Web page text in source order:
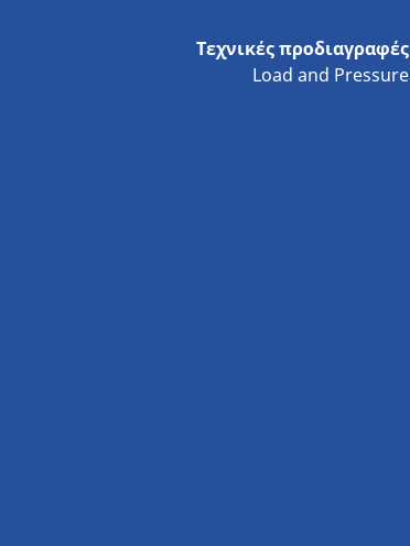
Τεχνικές προδιαγραφές
Load and Pressure